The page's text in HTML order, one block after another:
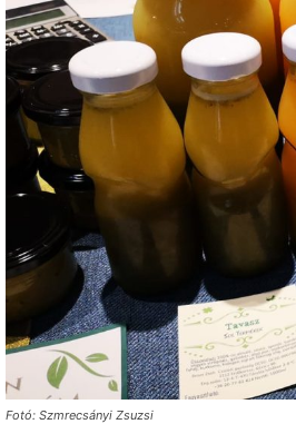
Fotó: Szmrecsányi Zsuzsi